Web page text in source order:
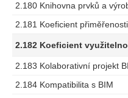
2.180 Knihovna prvků a
2.181 Koeficient
2.183 Kolaborativní projekt
2.184 Kompatibilita s BIM